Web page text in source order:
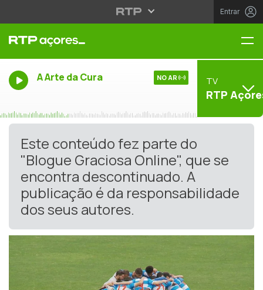
Entrar
A Arte da Cura NO AR TV
RTP
Este conteúdo fez parte do
"Blogue Graciosa Online", que se
encontra descontinuado. A
publicação é da responsabilidade
dos seus autores.